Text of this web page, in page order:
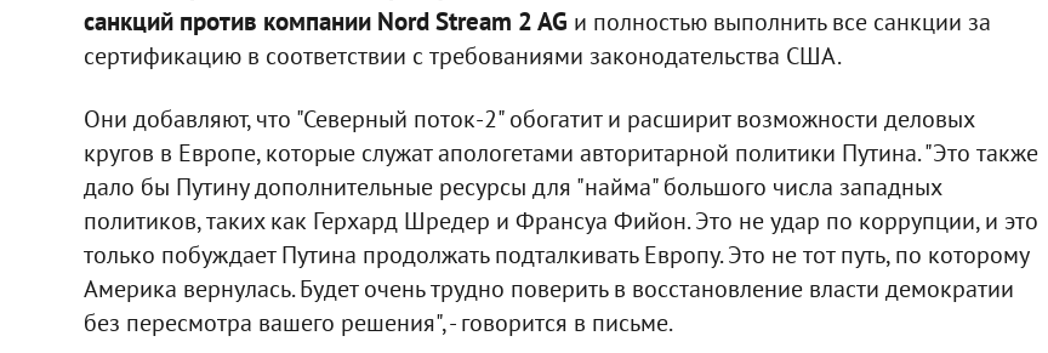
санкций против компании Nord Stream 2 AG и полностью выполнить все санкции за
сертификацию в соответствии с требованиями законодательства США.
Они добавляют, что "Северный поток-2" обогатит и расширит возможности деловых
кругов в Европе, которые служат апологетами авторитарной политики Путина. "Это также
дало бы Путину дополнительные ресурсы для "найма" большого числа западных
политиков, таких как Герхард Шредер и Франсуа Фийон. Это не удар по коррупции, и это
только побуждает Путина продолжать подталкивать Европу. Это не тот путь, по которому
Америка вернулась. Будет очень трудно поверить в восстановление власти демократии
без пересмотра вашего решения", - говорится в письме.